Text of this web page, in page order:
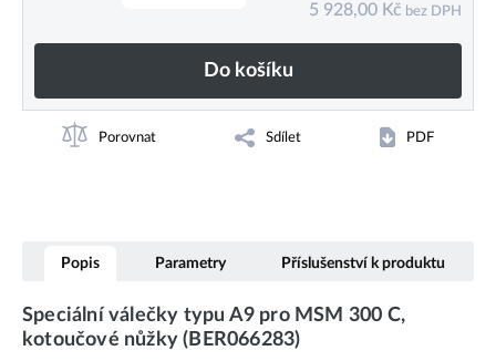
5 928,00 Kč bez DPH
Do košíku
Porovnat Sdílet PDF
Popis Parametry Příslušenství k produktu
Speciální válečky typu A9 pro MSM 300 C,
kotoučové nůžky (BER066283)